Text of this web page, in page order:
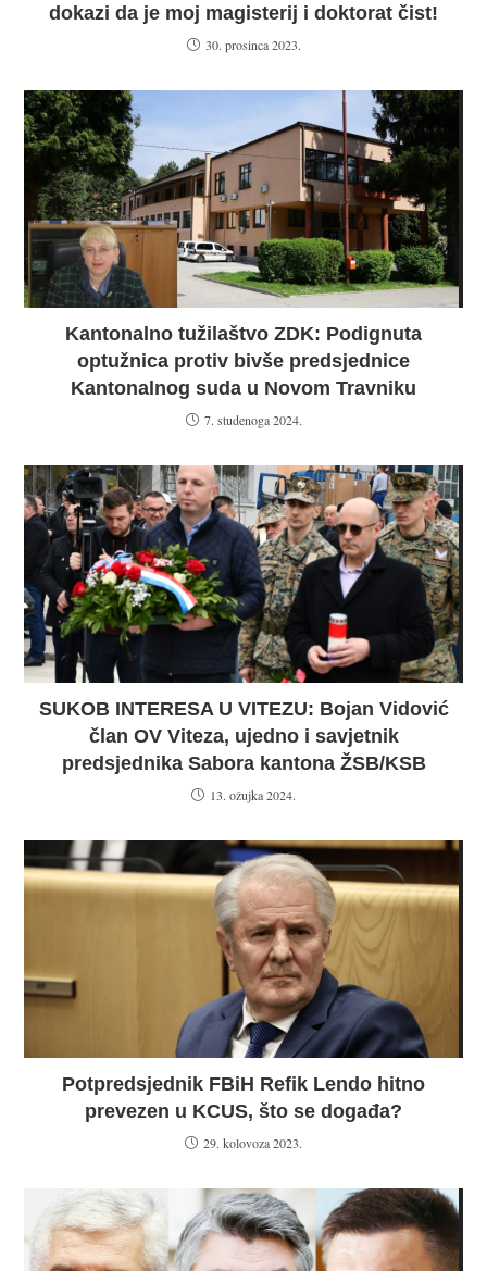
dokazi da je moj magisterij i doktorat čist!
30. prosinca 2023.
Kantonalno tužilaštvo ZDK: Podignuta
optužnica protiv bivše predsjednice
Kantonalnog suda u Novom Travniku
7. studenoga 2024.
SUKOB INTERESA U VITEZU: Bojan Vidović
član OV Viteza, ujedno i savjetnik
predsjednika Sabora kantona ŽSB/KSB
13. ožujka 2024.
Potpredsjednik FBiH Refik Lendo hitno
prevezen u KCUS, što se događa?
29. kolovoza 2023.